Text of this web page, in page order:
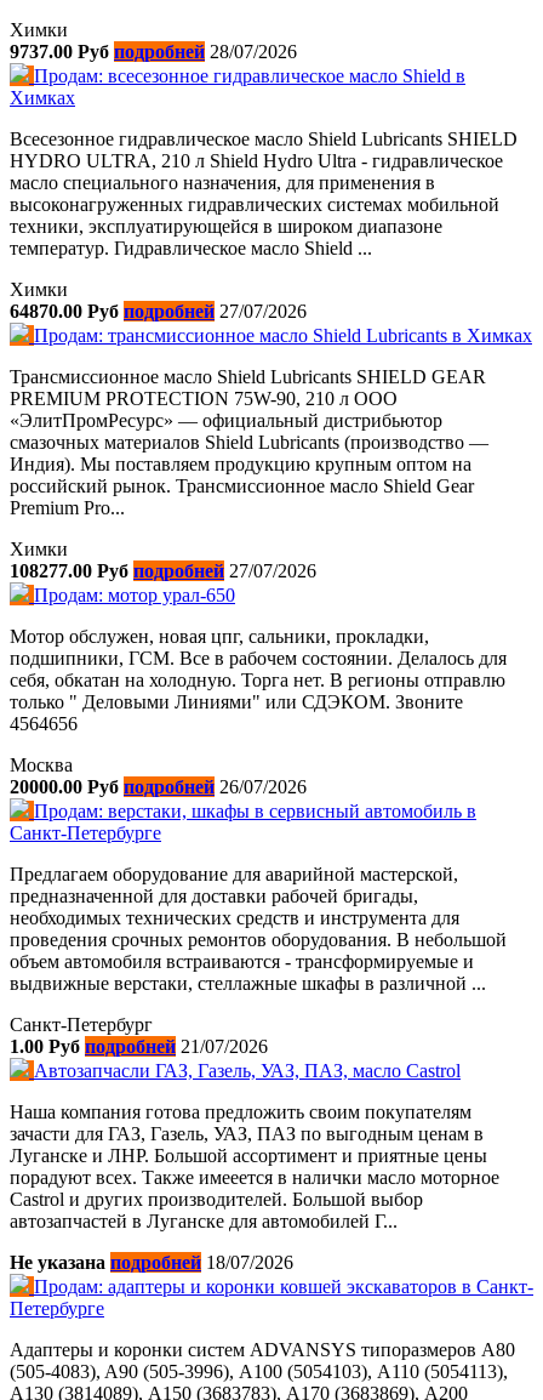
Химки
9737.00 Руб подробней 28/07/2026
Продам: всесезонное гидравлическое масло Shield в
Химках
Всесезонное гидравлическое масло Shield Lubricants SHIELD
HYDRO ULTRA, 210 л Shield Hydro Ultra - гидравлическое
масло специального назначения, для применения в
высоконагруженных гидравлических системах мобильной
техники, эксплуатирующейся в широком диапазоне
температур. Гидравлическое масло Shield ...
Химки
64870.00 Руб подробней 27/07/2026
Продам: трансмиссионное масло Shield Lubricants в Химках
Трансмиссионное масло Shield Lubricants SHIELD GEAR
PREMIUM PROTECTION 75W-90, 210 л ООО
«ЭлитПромРесурс» — официальный дистрибьютор
смазочных материалов Shield Lubricants (производство —
Индия). Мы поставляем продукцию крупным оптом на
российский рынок. Трансмиссионное масло Shield Gear
Premium Pro...
Химки
108277.00 Руб подробней 27/07/2026
Продам: мотор урал-650
Мотор обслужен, новая цпг, сальники, прокладки,
подшипники, ГСМ. Все в рабочем состоянии. Делалось для
себя, обкатан на холодную. Торга нет. В регионы отправлю
только " Деловыми Линиями" или СДЭКОМ. Звоните
4564656
Москва
20000.00 Руб подробней 26/07/2026
Продам: верстаки, шкафы в сервисный автомобиль в
Санкт-Петербурге
Предлагаем оборудование для аварийной мастерской,
предназначенной для доставки рабочей бригады,
необходимых технических средств и инструмента для
проведения срочных ремонтов оборудования. В небольшой
объем автомобиля встраиваются - трансформируемые и
выдвижные верстаки, стеллажные шкафы в различной ...
Санкт-Петербург
1.00 Руб подробней 21/07/2026
Автозапчасли ГАЗ, Газель, УАЗ, ПАЗ, масло Castrol
Наша компания готова предложить своим покупателям
зачасти для ГАЗ, Газель, УАЗ, ПАЗ по выгодным ценам в
Луганске и ЛНР. Большой ассортимент и приятные цены
порадуют всех. Также имееется в налички масло моторное
Castrol и других производителей. Большой выбор
автозапчастей в Луганске для автомобилей Г...
Не указана подробней 18/07/2026
Продам: адаптеры и коронки ковшей экскаваторов в Санкт-
Петербурге
Адаптеры и коронки систем ADVANSYS типоразмеров A80
(505-4083), A90 (505-3996), А100 (5054103), А110 (5054113),
А130 (3814089), A150 (3683783), А170 (3683869), А200